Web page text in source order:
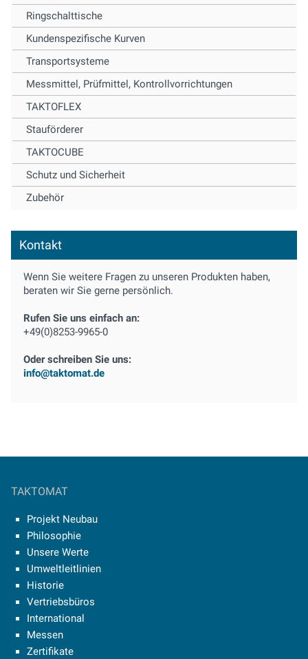
Ringschalttische
Kundenspezifische Kurven
Transportsysteme
Messmittel, Prüfmittel, Kontrollvorrichtungen
TAKTOFLEX
Stauförderer
TAKTOCUBE
Schutz und Sicherheit
Zubehör
Kontakt
Wenn Sie weitere Fragen zu unseren Produkten haben,
beraten wir Sie gerne persönlich.
Rufen Sie uns einfach an:
+49(0)8253-9965-0
Oder schreiben Sie uns:
info@taktomat.de
TAKTOMAT
Projekt Neubau
Philosophie
Unsere Werte
Umweltleitlinien
Historie
Vertriebsbüros
International
Messen
Zertifikate